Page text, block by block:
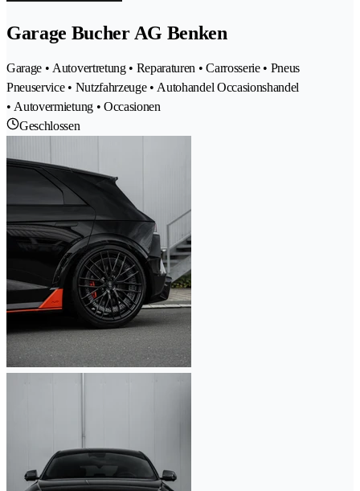
Garage Bucher AG Benken
Garage • Autovertretung • Reparaturen • Carrosserie • Pneus
Pneuservice • Nutzfahrzeuge • Autohandel Occasionshandel
• Autovermietung • Occasionen
Geschlossen